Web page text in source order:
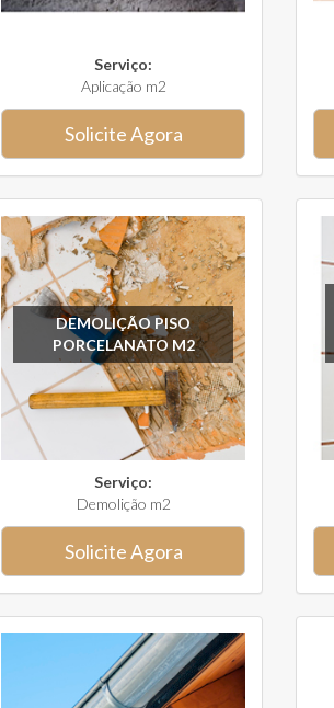
Serviço:
Aplicação m2
Solicite Agora
DEMOLIÇÃO PISO
PORCELANATO M2
Serviço:
Demolição m2
Solicite Agora